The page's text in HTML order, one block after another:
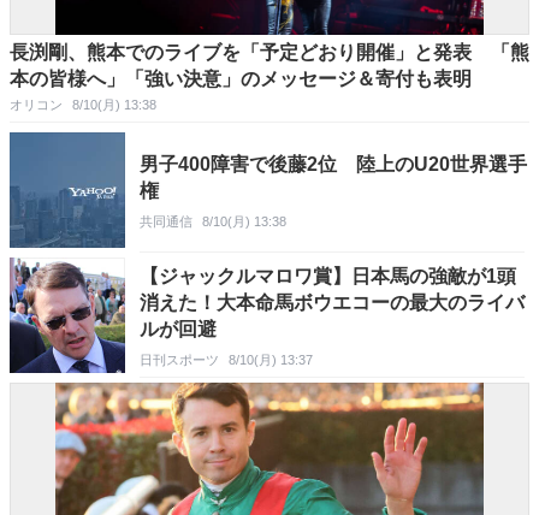
長渕剛、熊本でのライブを「予定どおり開催」と発表 「熊
本の皆様へ」「強い決意」のメッセージ＆寄付も表明
オリコン 8/10(月) 13:38
男子400障害で後藤2位 陸上のU20世界選手
権
共同通信 8/10(月) 13:38
【ジャックルマロワ賞】日本馬の強敵が1頭
消えた！大本命馬ボウエコーの最大のライバ
ルが回避
日刊スポーツ 8/10(月) 13:37